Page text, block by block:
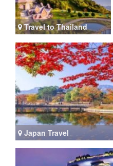
Travel to Thailand
Japan Travel